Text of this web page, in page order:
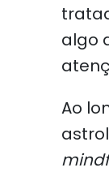
algo
Ao